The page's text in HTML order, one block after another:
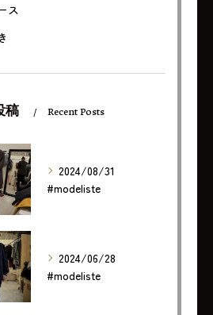
ス
稿 Recent Posts
2024/08/31
#modeliste
2024/06/28
#modeliste